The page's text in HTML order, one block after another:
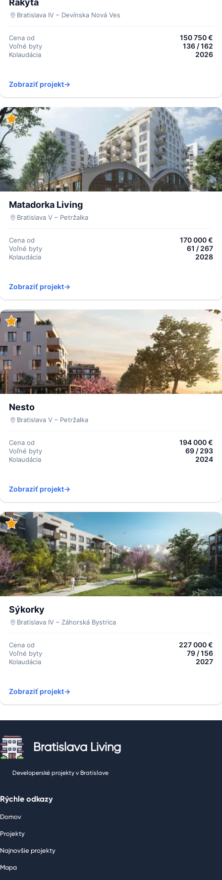
Rakyta
Bratislava IV – Devínska Nová Ves
Cena od 150 750 €
Voľné byty 136 / 162
Kolaudácia 2026
Zobraziť projekt→
Matadorka Living
Bratislava V – Petržalka
Cena od 170 000 €
Voľné byty 61 / 267
Kolaudácia 2028
Zobraziť projekt→
Nesto
Bratislava V – Petržalka
Cena od 194 000 €
Voľné byty 69 / 293
Kolaudácia 2024
Zobraziť projekt→
Sýkorky
Bratislava IV – Záhorská Bystrica
Cena od 227 000 €
Voľné byty 79 / 156
Kolaudácia 2027
Zobraziť projekt→
Bratislava Living
Developerské projekty v Bratislave
Rýchle odkazy
Domov
Projekty
Najnovšie projekty
Mapa